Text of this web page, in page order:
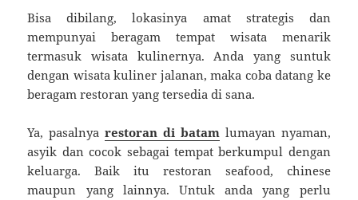
Bisa dibilang, lokasinya amat strategis dan
mempunyai beragam tempat wisata menarik
termasuk wisata kulinernya. Anda yang suntuk
dengan wisata kuliner jalanan, maka coba datang ke
beragam restoran yang tersedia di sana.
Ya, pasalnyarestoran di batamlumayan nyaman,
asyik dan cocok sebagai tempat berkumpul dengan
keluarga. Baik itu restoran seafood, chinese
maupun yang lainnya. Untuk anda yang perlu